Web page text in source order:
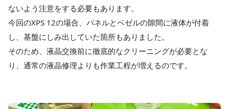
ないよう注意をする必要もあります。
今回のXPS 12の場合、パネルとベゼルの隙間に液体が付着
し、基盤にしみ出していた箇所もありました。
そのため、液晶交換前に徹底的なクリーニングが必要とな
り、通常の液晶修理よりも作業工程が増えるのです。